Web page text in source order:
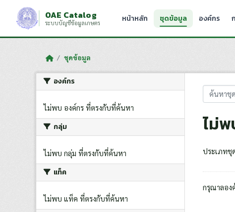
Skip to main content
OAE Catalog
ระบบบัญชีข้อมูลเกษตร หน้าหลัก ชุดข้อมูล องค์กร
ชุดข้อมูล
องค์กร
ไม่พบ องค์กร ที่ตรงกับที่ค้นหา
กลุ่ม
ไม่พบ กลุ่ม ที่ตรงกับที่ค้นหา
แท็ค
ไม่พบ แท็ค ที่ตรงกับที่ค้นหา
ไม่
ประเภทชุ
กรุณาลอง